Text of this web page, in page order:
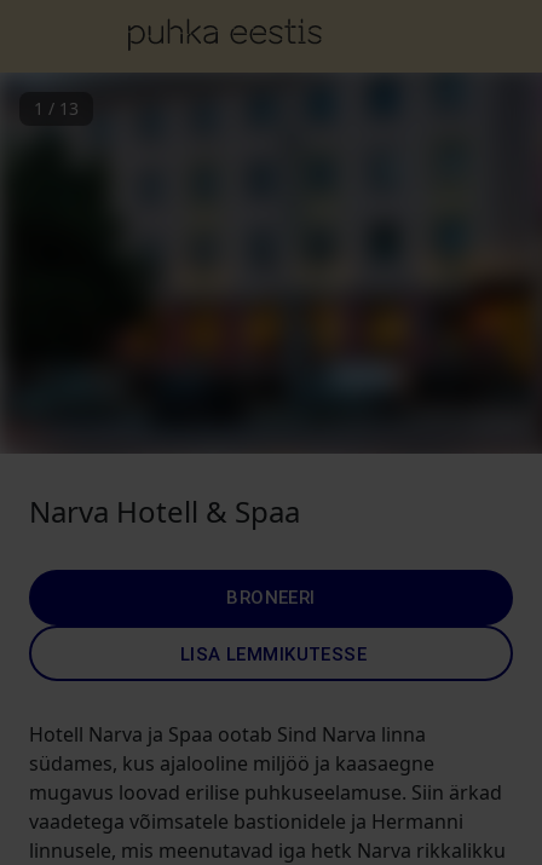
1 / 13
Narva Hotell & Spaa
BRONEERI
LISA LEMMIKUTESSE
Hotell Narva ja Spaa ootab Sind Narva linna
südames, kus ajalooline miljöö ja kaasaegne
mugavus loovad erilise puhkuseelamuse. Siin ärkad
vaadetega võimsatele bastionidele ja Hermanni
linnusele, mis meenutavad iga hetk Narva rikkalikku